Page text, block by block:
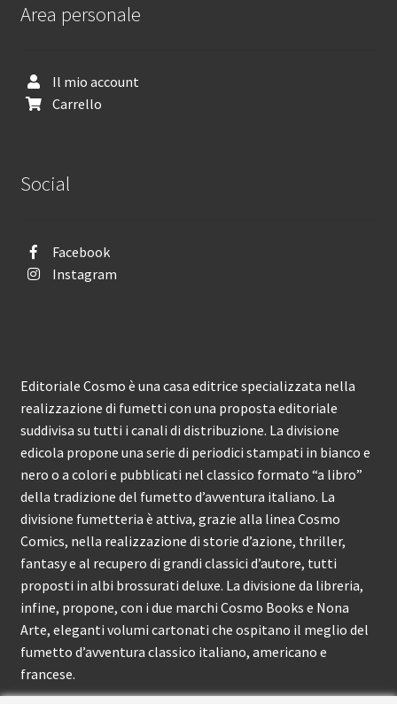
Area personale
Il mio account
Carrello
Social
Facebook
Instagram
Editoriale Cosmo è una casa editrice specializzata nella
realizzazione di fumetti con una proposta editoriale
suddivisa su tutti i canali di distribuzione. La divisione
edicola propone una serie di periodici stampati in bianco e
nero o a colori e pubblicati nel classico formato “a libro”
della tradizione del fumetto d’avventura italiano. La
divisione fumetteria è attiva, grazie alla linea Cosmo
Comics, nella realizzazione di storie d’azione, thriller,
fantasy e al recupero di grandi classici d’autore, tutti
proposti in albi brossurati deluxe. La divisione da libreria,
infine, propone, con i due marchi Cosmo Books e Nona
Arte, eleganti volumi cartonati che ospitano il meglio del
fumetto d’avventura classico italiano, americano e
francese.